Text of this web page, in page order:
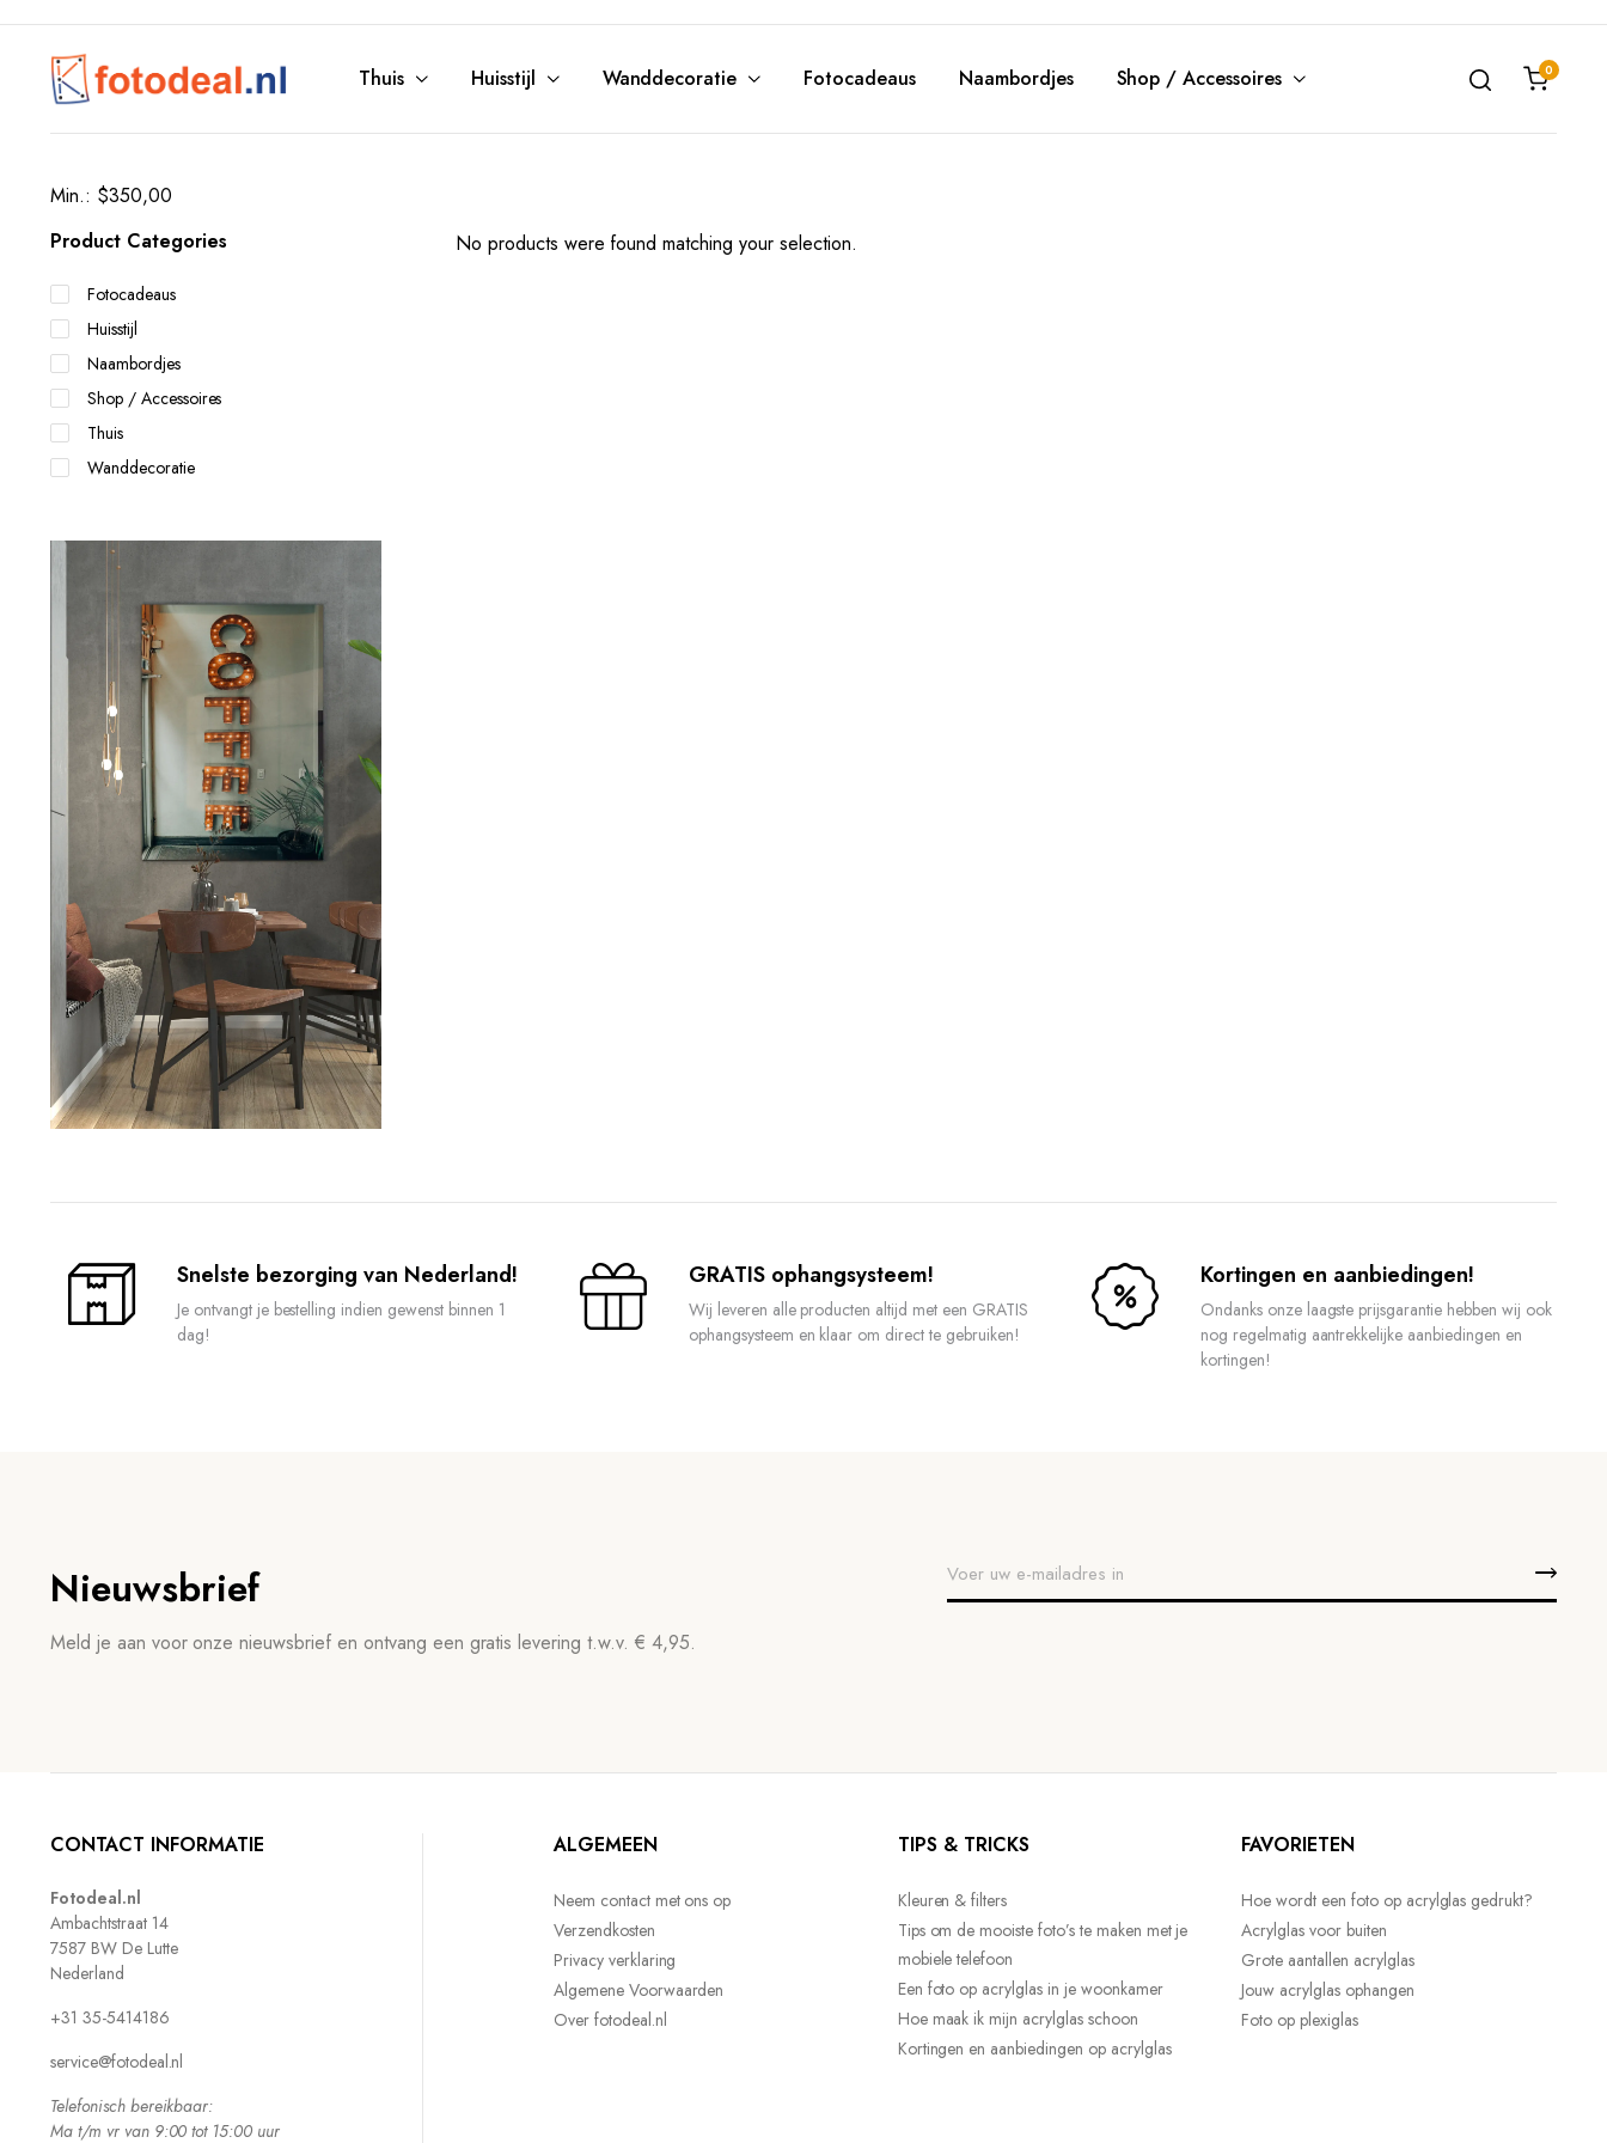
Thuis Huisstijl Wanddecoratie Fotocadeaus Naambordjes Shop / Accessoires 0
Min.: $350,00
No products were found matching your selection.
Product Categories
Fotocadeaus
Huisstijl
Naambordjes
Shop / Accessoires
Thuis
Wanddecoratie
Snelste bezorging van Nederland!
Je ontvangt je bestelling indien gewenst binnen 1
dag!
GRATIS ophangsysteem!
Wij leveren alle producten altijd met een GRATIS
ophangsysteem en klaar om direct te gebruiken!
Kortingen en aanbiedingen!
Ondanks onze laagste prijsgarantie hebben wij ook
nog regelmatig aantrekkelijke aanbiedingen en
kortingen!
Nieuwsbrief
Meld je aan voor onze nieuwsbrief en ontvang een gratis levering t.w.v. € 4,95.
CONTACT INFORMATIE
Fotodeal.nl
Ambachtstraat 14
7587 BW De Lutte
Nederland
+31 35-5414186
service@fotodeal.nl
Telefonisch bereikbaar:
Ma t/m vr van 9:00 tot 15:00 uur
ALGEMEEN
Neem contact met ons op
Verzendkosten
Privacy verklaring
Algemene Voorwaarden
Over fotodeal.nl
TIPS & TRICKS
Kleuren & filters
Tips om de mooiste foto’s te maken met je
mobiele telefoon
Een foto op acrylglas in je woonkamer
Hoe maak ik mijn acrylglas schoon
Kortingen en aanbiedingen op acrylglas
FAVORIETEN
Hoe wordt een foto op acrylglas gedrukt?
Acrylglas voor buiten
Grote aantallen acrylglas
Jouw acrylglas ophangen
Foto op plexiglas